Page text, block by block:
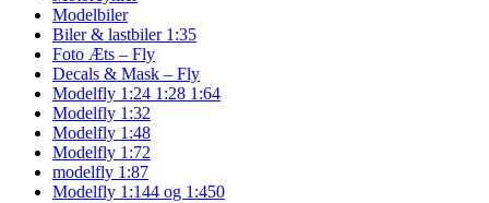
Modelbiler
Biler & lastbiler 1:35
Foto Æts – Fly
Decals & Mask – Fly
Modelfly 1:24 1:28 1:64
Modelfly 1:32
Modelfly 1:48
Modelfly 1:72
modelfly 1:87
Modelfly 1:144 og 1:450